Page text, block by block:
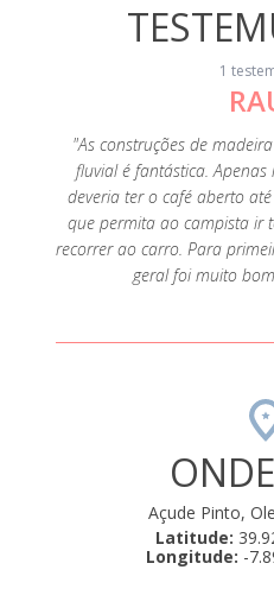
1
"As construções de
fluvial é fantástica.
deveria ter o café aberto
que permita ao campista ir
recorrer ao carro. Para
geral foi muito
Açude Pinto,
Latitude:
Longitude: -